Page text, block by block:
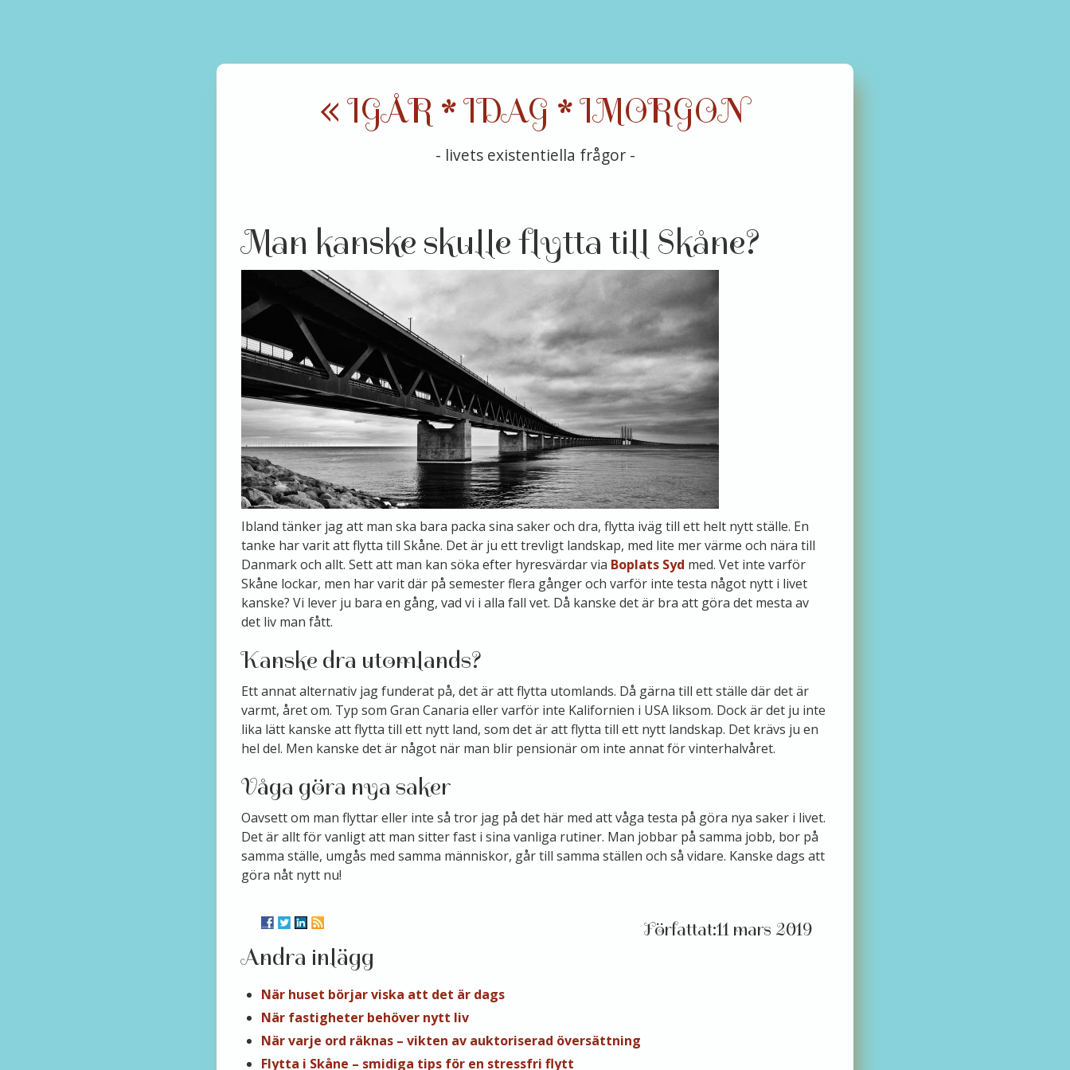
« IGÅR * IDAG * IMORGON
- livets existentiella frågor -
Man kanske skulle flytta till Skåne?
Ibland tänker jag att man ska bara packa sina saker och dra, flytta iväg till ett helt nytt ställe. En
tanke har varit att flytta till Skåne. Det är ju ett trevligt landskap, med lite mer värme och nära till
Danmark och allt. Sett att man kan söka efter hyresvärdar via Boplats Syd med. Vet inte varför
Skåne lockar, men har varit där på semester flera gånger och varför inte testa något nytt i livet
kanske? Vi lever ju bara en gång, vad vi i alla fall vet. Då kanske det är bra att göra det mesta av
det liv man fått.
Kanske dra utomlands?
Ett annat alternativ jag funderat på, det är att flytta utomlands. Då gärna till ett ställe där det är
varmt, året om. Typ som Gran Canaria eller varför inte Kalifornien i USA liksom. Dock är det ju inte
lika lätt kanske att flytta till ett nytt land, som det är att flytta till ett nytt landskap. Det krävs ju en
hel del. Men kanske det är något när man blir pensionär om inte annat för vinterhalvåret.
Våga göra nya saker
Oavsett om man flyttar eller inte så tror jag på det här med att våga testa på göra nya saker i livet.
Det är allt för vanligt att man sitter fast i sina vanliga rutiner. Man jobbar på samma jobb, bor på
samma ställe, umgås med samma människor, går till samma ställen och så vidare. Kanske dags att
göra nåt nytt nu!
11 mars 2019
Andra inlägg
När huset börjar viska att det är dags
När fastigheter behöver nytt liv
När varje ord räknas – vikten av auktoriserad översättning
Flytta i Skåne – smidiga tips för en stressfri flytt